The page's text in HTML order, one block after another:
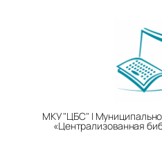
МКУ "ЦБС" |
«Централизованная